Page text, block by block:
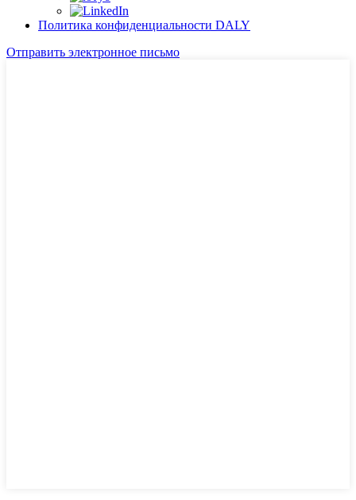
Политика конфиденциальности DALY
Отправить электронное письмо